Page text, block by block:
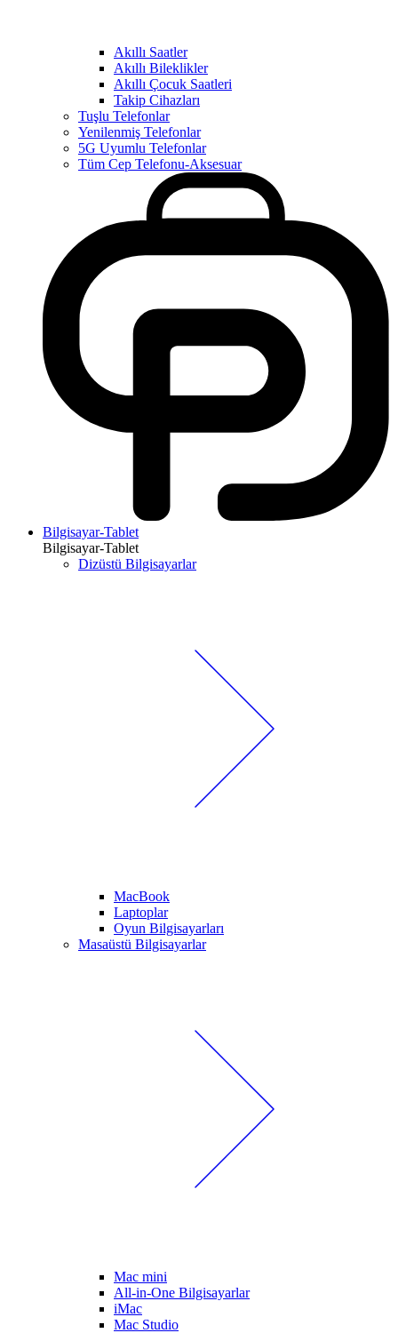
Akıllı Saatler
Akıllı Bileklikler
Akıllı Çocuk Saatleri
Takip Cihazları
Tuşlu Telefonlar
Yenilenmiş Telefonlar
5G Uyumlu Telefonlar
Tüm Cep Telefonu-Aksesuar
Bilgisayar-Tablet
Bilgisayar-Tablet
Dizüstü Bilgisayarlar
MacBook
Laptoplar
Oyun Bilgisayarları
Masaüstü Bilgisayarlar
Mac mini
All-in-One Bilgisayarlar
iMac
Mac Studio